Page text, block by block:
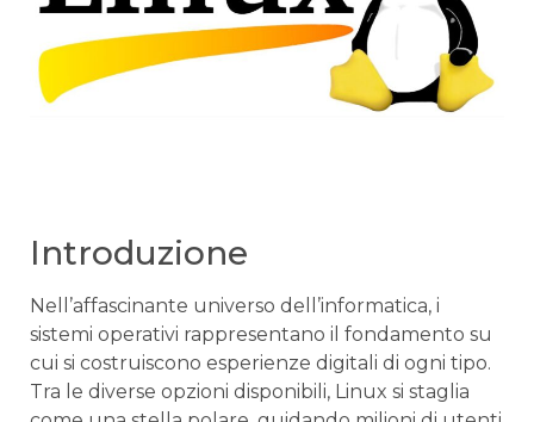
Introduzione
Nell’affascinante⁣ universo ⁤dell’informatica, i
‍sistemi operativi rappresentano il ​fondamento su
cui ⁤si costruiscono esperienze digitali di​ ogni tipo.
Tra le diverse⁣ opzioni disponibili,⁣ Linux si staglia